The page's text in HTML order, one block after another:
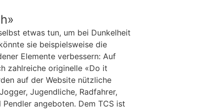
etwas tun, um bei Dunkelheit
sie beispielsweise die
Elemente verbessern: Auf
zahlreiche originelle «Do it
auf der Website nützliche
Jugendliche, Radfahrer,
angeboten. Dem TCS ist